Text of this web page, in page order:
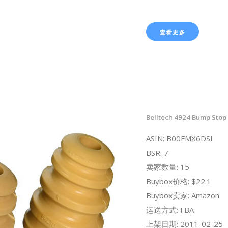
查看更多
Belltech 4924 Bump Stop
ASIN: B00FMX6DSI
BSR: 7
卖家数量: 15
Buybox价格: $22.1
Buybox卖家: Amazon
运送方式: FBA
上架日期: 2011-02-25